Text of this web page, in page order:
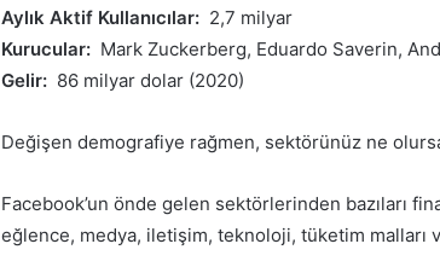
Aylık Aktif Kullanıcılar: 2,7 milyar
Kurucular: Mark Zuckerberg, Eduardo Saverin,
Gelir: 86 milyar dolar (2020)
Değişen demografiye rağmen, sektörünüz ne
Facebook’un önde gelen sektörlerinden bazıları
eğlence, medya, iletişim, teknoloji, tüketim